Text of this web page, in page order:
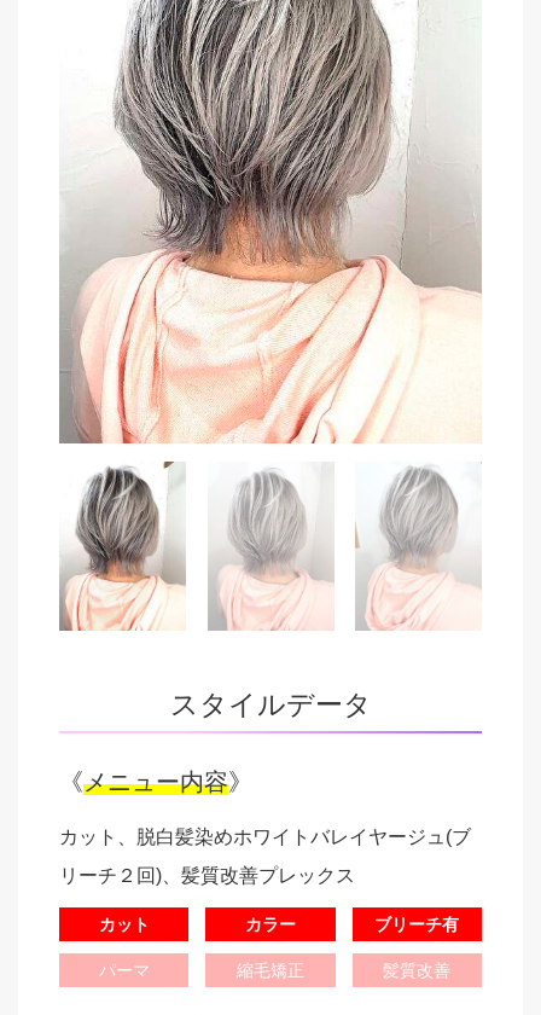
スタイルデータ
《メニュー内容》
カット、脱白髪染めホワイトバレイヤージュ(ブ
リーチ２回)、髪質改善プレックス
カット カラー ブリーチ有
パーマ 縮毛矯正 髪質改善